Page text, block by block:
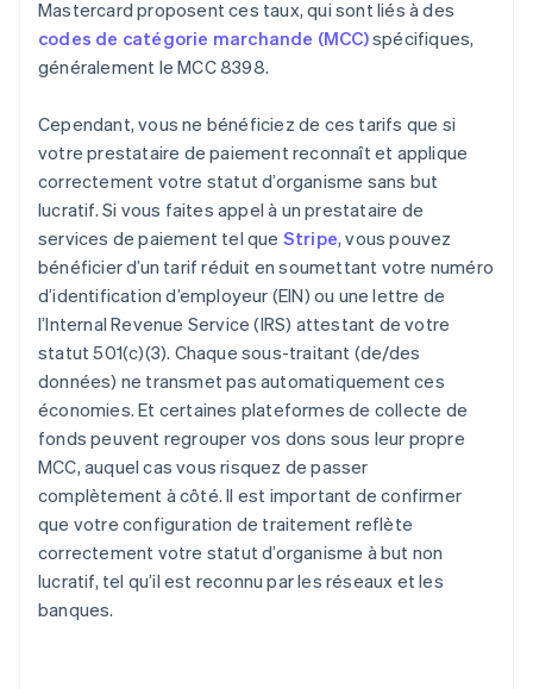
Mastercard proposent ces taux, qui sont liés à des
codes de catégorie marchande (MCC)spécifiques,
généralement le MCC 8398.
Cependant, vous ne bénéficiez de ces tarifs que si
votre prestataire de paiement reconnaît et applique
correctement votre statut d’organisme sans but
lucratif. Si vous faites appel à un prestataire de
services de paiement tel que Stripe, vous pouvez
bénéficier d’un tarif réduit en soumettant votre numéro
d’identification d’employeur (EIN) ou une lettre de
l’Internal Revenue Service (IRS) attestant de votre
statut 501(c)(3). Chaque sous-traitant (de/des
données) ne transmet pas automatiquement ces
économies. Et certaines plateformes de collecte de
fonds peuvent regrouper vos dons sous leur propre
MCC, auquel cas vous risquez de passer
complètement à côté. Il est important de confirmer
que votre configuration de traitement reflète
correctement votre statut d’organisme à but non
lucratif, tel qu’il est reconnu par les réseaux et les
banques.